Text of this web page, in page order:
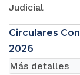
Judicial
Circulares
2026
Más detalles